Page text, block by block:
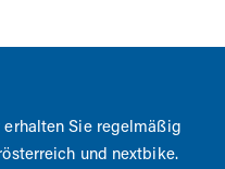
Sie regelmäßig
und nextbike.